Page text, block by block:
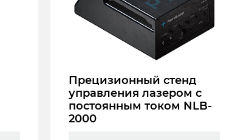
Прецизионный стенд
управления лазером с
постоянным током NLB-
2000